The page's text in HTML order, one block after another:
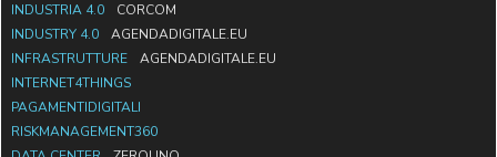
INDUSTRIA 4.0
CORCOM
INDUSTRY 4.0
AGENDADIGITALE.EU
INFRASTRUTTURE
AGENDADIGITALE.EU
INTERNET4THINGS
PAGAMENTIDIGITALI
RISKMANAGEMENT360